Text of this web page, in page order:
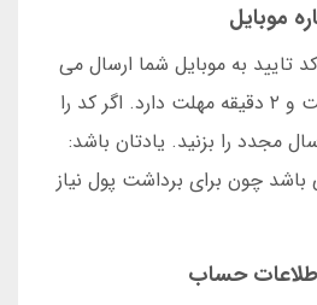
موبایل
تایید به موبایل شما ارسال می
شود. این کد ۴ رقمی است و ۲ دقیقه مهلت دارد. اگر کد را
مجدد را بزنید. یادتان باشد:
باشد چون برای برداشت پول نیاز
حساب